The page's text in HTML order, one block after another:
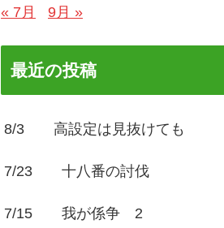
« 7月 9月 »
最近の投稿
8/3 高設定は見抜けても
7/23 十八番の討伐
7/15 我が係争 2